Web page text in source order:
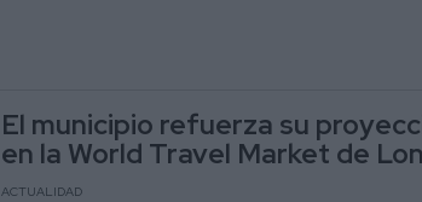
El municipio refuerza su
en la World Travel Market de
ACTUALIDAD